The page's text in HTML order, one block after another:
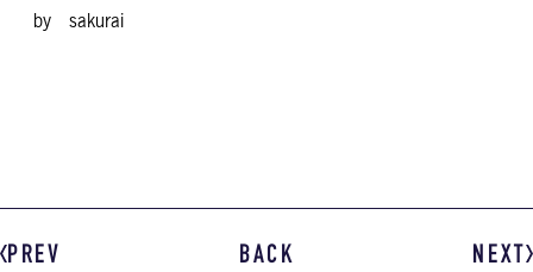
by sakurai
PREV BACK NEXT